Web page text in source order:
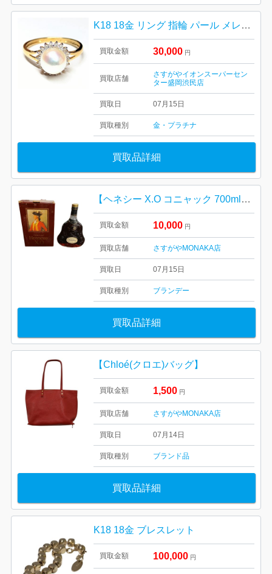
K18 18金 リング 指輪 パール メレダイヤ
買取金額 30,000 円
買取店舗
さすがやイオンスーパーセン
ター盛岡渋民店
買取日 07月15日
買取種別 金・プラチナ
買取品詳細
【ヘネシー X.O コニャック 700ml（箱付き）】
買取金額 10,000 円
買取店舗 さすがやMONAKA店
買取日 07月15日
買取種別 ブランデー
買取品詳細
【Chloé(クロエ)バッグ】
買取金額 1,500 円
買取店舗 さすがやMONAKA店
買取日 07月14日
買取種別 ブランド品
買取品詳細
K18 18金 ブレスレット
買取金額 100,000 円